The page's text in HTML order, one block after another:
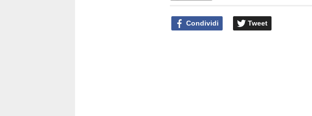
Condividi Tweet